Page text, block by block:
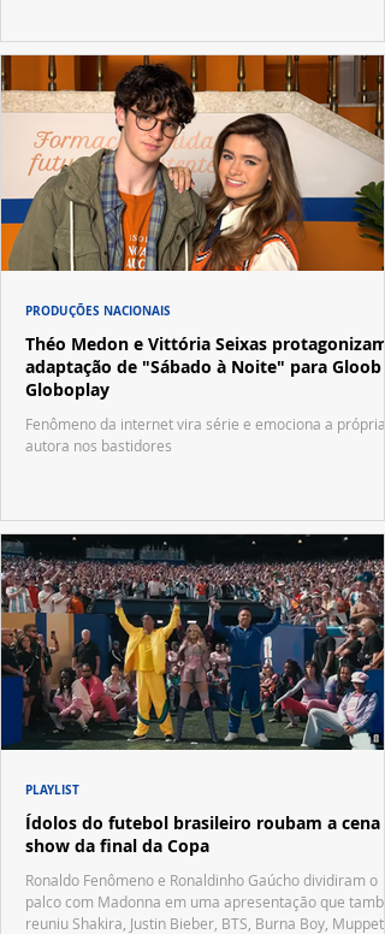
Théo Medon e Vittória Seixas protagonizam
adaptação de "Sábado à Noite" para Gloob e
Globoplay
Fenômeno da internet vira série e emociona a própria
autora nos bastidores
PRODUÇÕES NACIONAIS
Ídolos do futebol brasileiro roubam a cena
show da final da Copa
Ronaldo Fenômeno e Ronaldinho Gaúcho dividiram o
palco com Madonna em uma apresentação que
reuniu Shakira, Justin Bieber, BTS, Burna Boy, Muppets,
PLAYLIST